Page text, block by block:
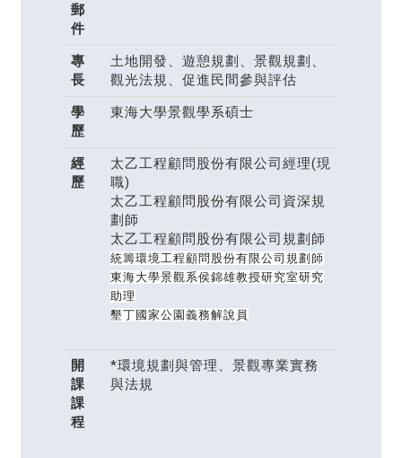
郵
件
專
長
土地開發、遊憩規劃、景觀規劃、
觀光法規、促進民間參與評估
學
歷
東海大學景觀學系碩士
經
歷
太乙工程顧問股份有限公司經理(現
職)
太乙工程顧問股份有限公司資深規
劃師
太乙工程顧問股份有限公司規劃師
統籌環境工程顧問股份有限公司規劃師
東海大學景觀系侯錦雄教授研究室研究
助理
墾丁國家公園義務解說員
開
課
課
程
*環境規劃與管理、景觀專業實務
與法規